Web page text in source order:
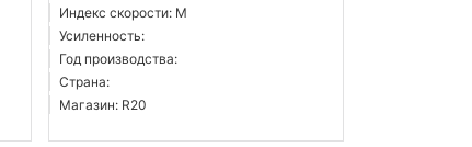
Индекс скорости: M
Усиленность:
Год производства:
Страна:
Магазин: R20